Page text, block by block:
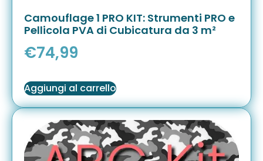
Camouflage 1 PRO KIT: Strumenti PRO e
Pellicola PVA di Cubicatura da 3 m²
€74,99
Aggiungi al carrello